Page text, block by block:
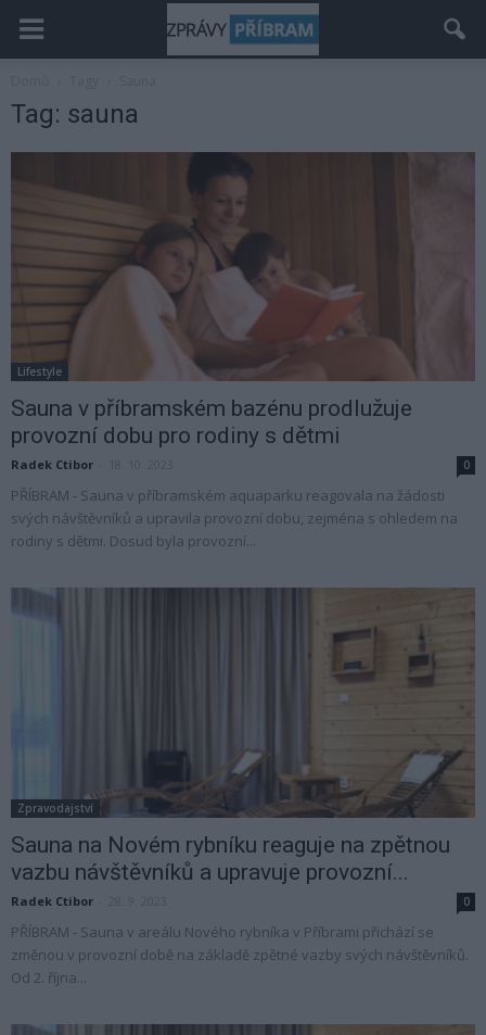
Tag: sauna
Lifestyle
Sauna v příbramském bazénu prodlužuje
provozní dobu pro rodiny s dětmi
Radek Ctibor 0
PŘÍBRAM - Sauna v příbramském aquaparku reagovala na žádosti
svých návštěvníků a upravila provozní dobu, zejména s ohledem na
rodiny s dětmi. Dosud byla provozní...
Zpravodajství
Sauna na Novém rybníku reaguje na zpětnou
vazbu návštěvníků a upravuje provozní...
Radek Ctibor 0
PŘÍBRAM - Sauna v areálu Nového rybníka v Příbrami přichází se
změnou v provozní době na základě zpětné vazby svých návštěvníků.
Od 2. října...